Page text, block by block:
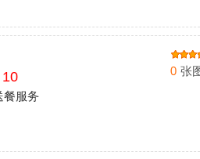
10
餐服务
0 张